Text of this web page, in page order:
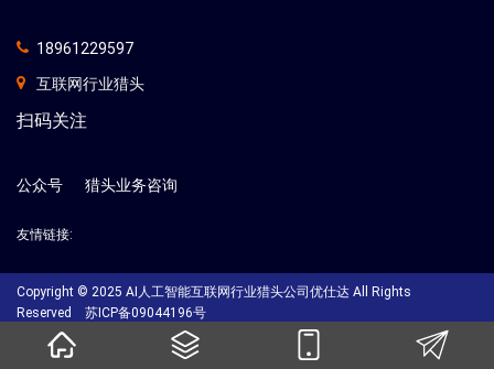
18961229597
互联网行业猎头
扫码关注
公众号 猎头业务咨询
友情链接:
Copyright © 2025 AI人工智能互联网行业猎头公司优仕达 All Rights
Reserved 苏ICP备09044196号